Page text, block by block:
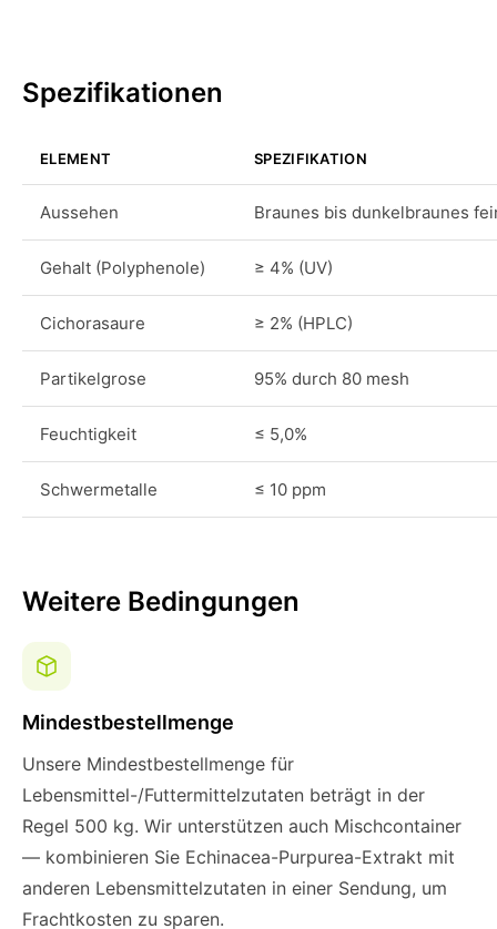
Spezifikationen
ELEMENT SPEZIFIKATION
Aussehen Braunes bis dunkelbraunes
Gehalt (Polyphenole) ≥ 4% (UV)
Cichorasaure ≥ 2% (HPLC)
Partikelgrose 95% durch 80 mesh
Feuchtigkeit ≤ 5,0%
Schwermetalle ≤ 10 ppm
Weitere Bedingungen
Mindestbestellmenge
Unsere Mindestbestellmenge für
Lebensmittel-/Futtermittelzutaten beträgt in der
Regel 500 kg. Wir unterstützen auch Mischcontainer
— kombinieren Sie Echinacea-Purpurea-Extrakt mit
anderen Lebensmittelzutaten in einer Sendung, um
Frachtkosten zu sparen.